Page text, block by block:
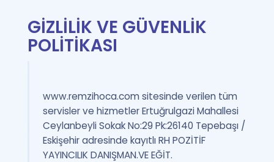
Şifremi Hatırlamıyorum
Katılımcı Görüşleri
Ücretsiz Kaynaklar
Sözlük
Puan Hesaplama
İngilizce Gramer
Hakkımızda
Kariyer
Soru & Cevap
İletişim
GİZLİLİK VE GÜVENLİK
POLİTİKASI
www.remzihoca.com sitesinde verilen tüm
servisler ve hizmetler Ertuğrulgazi Mahallesi
Ceylanbeyli Sokak No:29 Pk:26140 Tepebaşı /
Eskişehir adresinde kayıtlı RH POZİTİF
YAYINCILIK DANIŞMAN.VE EĞİT.